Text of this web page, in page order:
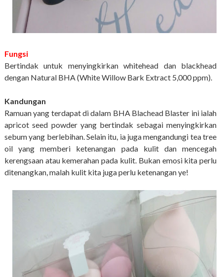
Fungsi
Bertindak untuk menyingkirkan whitehead dan blackhead
dengan Natural BHA (White Willow Bark Extract 5,000 ppm).
Kandungan
Ramuan yang terdapat di dalam BHA Blachead Blaster ini ialah
apricot seed powder yang bertindak sebagai menyingkirkan
sebum yang berlebihan. Selain itu, ia juga mengandungi tea tree
oil yang memberi ketenangan pada kulit dan mencegah
kerengsaan atau kemerahan pada kulit. Bukan emosi kita perlu
ditenangkan, malah kulit kita juga perlu ketenangan ye!